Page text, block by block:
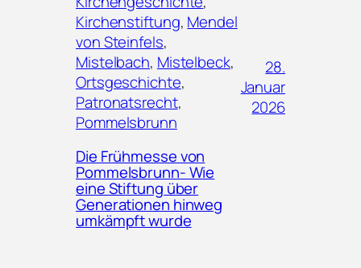
Kirchenstiftung, Mendel
von Steinfels
Mistelbach, Mistelbeck
Ortsgeschichte
Patronatsrecht
Pommelsbrunn
Die Frühmesse von
Pommelsbrunn- Wie
eine Stiftung über
Generationen hinweg
umkämpft wurde
28.
Januar
2026